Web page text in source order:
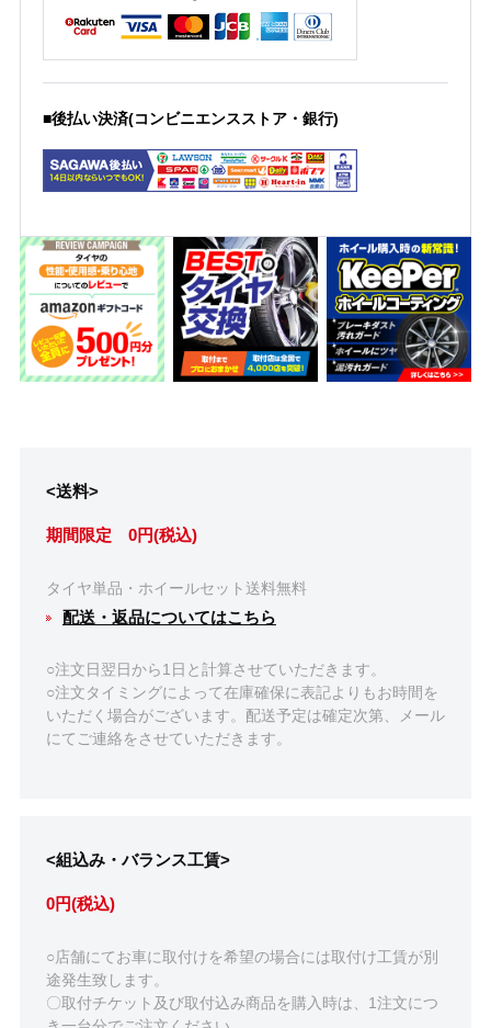
■後払い決済(コンビニエンスストア・銀行)
<送料>
期間限定 0円(税込)
タイヤ単品・ホイールセット送料無料
配送・返品についてはこちら
○注文日翌日から1日と計算させていただきます。
○注文タイミングによって在庫確保に表記よりもお時間を
いただく場合がございます。配送予定は確定次第、メール
にてご連絡をさせていただきます。
<組込み・バランス工賃>
0円(税込)
○店舗にてお車に取付けを希望の場合には取付け工賃が別
途発生致します。
〇取付チケット及び取付込み商品を購入時は、1注文につ